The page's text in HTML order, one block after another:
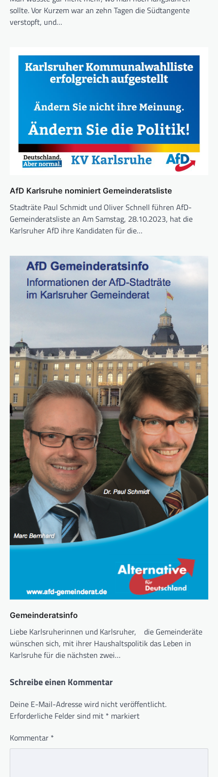
sollte. Vor Kurzem war an zehn Tagen die Südtangente
verstopft, und…
AfD Karlsruhe nominiert Gemeinderatsliste
Stadträte Paul Schmidt und Oliver Schnell führen AfD-
Gemeinderatsliste an Am Samstag, 28.10.2023, hat die
Karlsruher AfD ihre Kandidaten für die…
Gemeinderatsinfo
Liebe Karlsruherinnen und Karlsruher, die Gemeinderäte
wünschen sich, mit ihrer Haushaltspolitik das Leben in
Karlsruhe für die nächsten zwei…
Schreibe einen Kommentar
Deine E-Mail-Adresse wird nicht veröffentlicht.
Erforderliche Felder sind mit * markiert
Kommentar *